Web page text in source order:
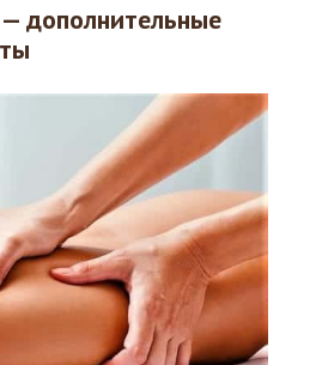
дополнительные